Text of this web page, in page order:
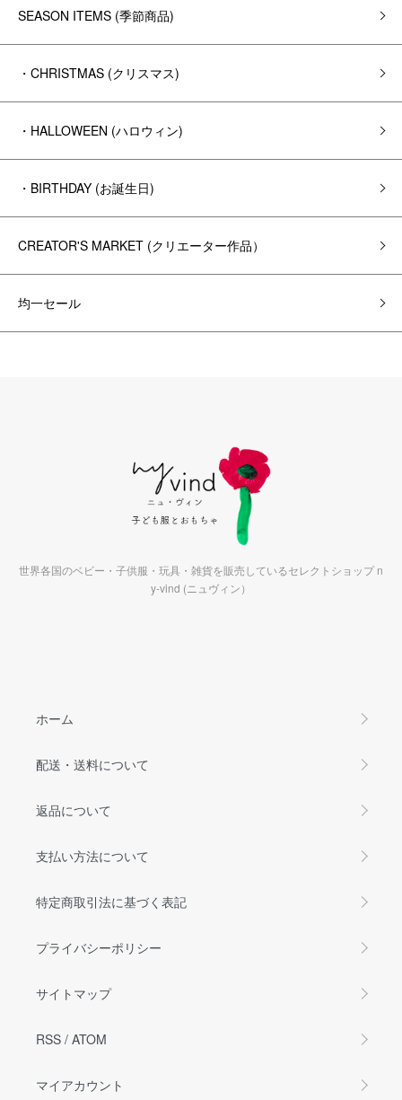
SEASON ITEMS (季節商品)
・CHRISTMAS (クリスマス)
・HALLOWEEN (ハロウィン)
・BIRTHDAY (お誕生日)
CREATOR'S MARKET (クリエーター作品）
均一セール
世界各国のベビー・子供服・玩具・雑貨を販売しているセレクトショップ n
y-vind (ニュヴィン）
ホーム
配送・送料について
返品について
支払い方法について
特定商取引法に基づく表記
プライバシーポリシー
サイトマップ
RSS / ATOM
マイアカウント